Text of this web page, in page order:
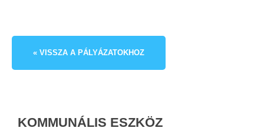
« VISSZA A PÁLYÁZATOKHOZ
KOMMUNÁLIS ESZKÖZ